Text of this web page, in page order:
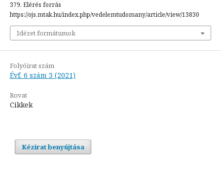
379. Elérés forrás
https://ojs.mtak.hu/index.php/vedelemtudomany/article/view/13830
Idézet formátumok
Folyóirat szám
Évf. 6 szám 3 (2021)
Rovat
Cikkek
Kézirat benyújtása